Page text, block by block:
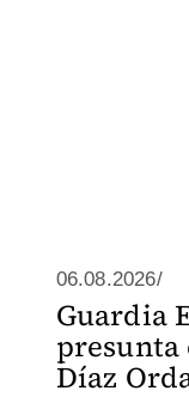
06.08.2026/
Guardia
presunta
Díaz